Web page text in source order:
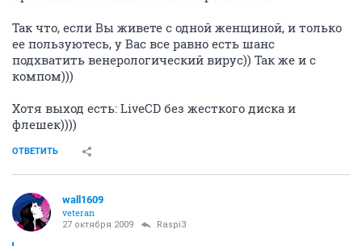
Так что, если Вы живете с одной женщиной, и только
ее пользуютесь, у Вас все равно есть шанс
подхватить венерологический вирус)) Так же и с
компом)))
Хотя выход есть: LiveCD без жесткого диска и
флешек))))
ОТВЕТИТЬ
wall1609
veteran
27 октября 2009 Raspi3